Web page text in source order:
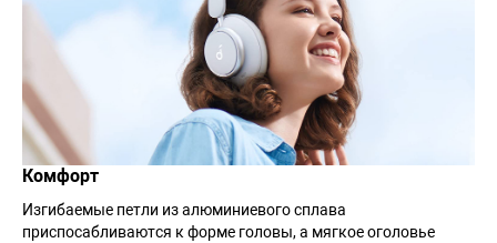
Комфорт
Изгибаемые петли из алюминиевого сплава
приспосабливаются к форме головы, а мягкое оголовье